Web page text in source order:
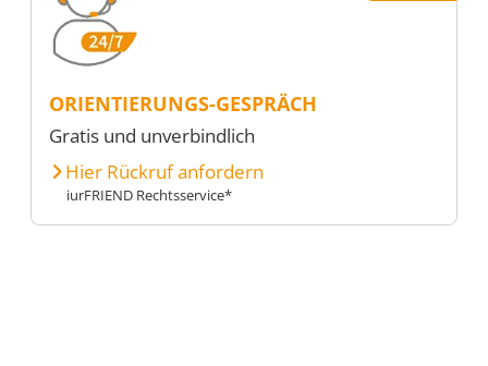
ORIENTIERUNGS-GESPRÄCH
Gratis und unverbindlich
Hier Rückruf anfordern
iurFRIEND Rechtsservice*